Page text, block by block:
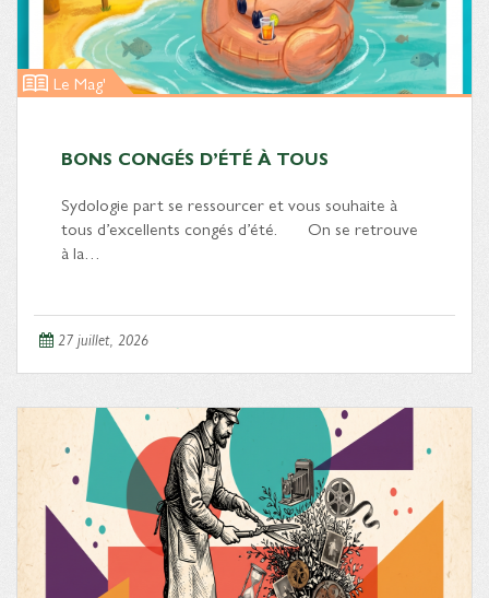
Le Mag'
BONS CONGÉS D’ÉTÉ À TOUS
Sydologie part se ressourcer et vous souhaite à
tous d’excellents congés d’été. On se retrouve
à la…
27 juillet, 2026